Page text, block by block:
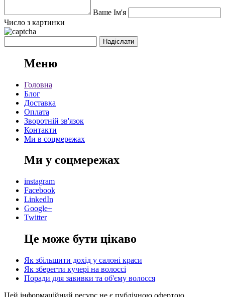
Ваше Ім'я
Число з картинки
Меню
Головна
Блог
Доставка
Оплата
Зворотній зв'язок
Контакти
Ми в соцмережах
Ми у соцмережах
instagram
Facebook
LinkedIn
Google+
Twitter
Це може бути цікаво
Як збільшити дохід у салоні краси
Як зберегти кучері на волоссі
Поради для завивки та об'єму волосся